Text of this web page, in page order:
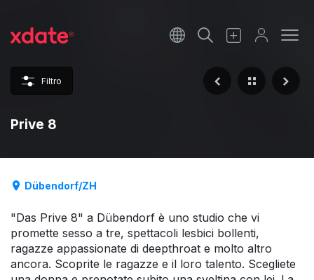
Filtro
Prive 8
Dübendorf/ZH
"Das Prive 8" a Dübendorf è uno studio che vi
promette sesso a tre, spettacoli lesbici bollenti,
ragazze appassionate di deepthroat e molto altro
ancora. Scoprite le ragazze e il loro talento. Scegliete